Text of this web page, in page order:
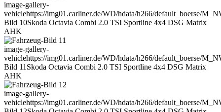
image-gallery-
vehiclehttps://img01.carliner.de/WD/hdata/h266/default_boerse/
Bild 10Skoda Octavia Combi 2.0 TSI Sportline 4x4 DSG Matrix
AHK
image-gallery-
vehiclehttps://img01.carliner.de/WD/hdata/h266/default_boerse/
Bild 11 Skoda Octavia Combi 2.0 TSI Sportline 4x4 DSG Matrix
AHK
image-gallery-
vehiclehttps://img01.carliner.de/WD/hdata/h266/default_boerse/